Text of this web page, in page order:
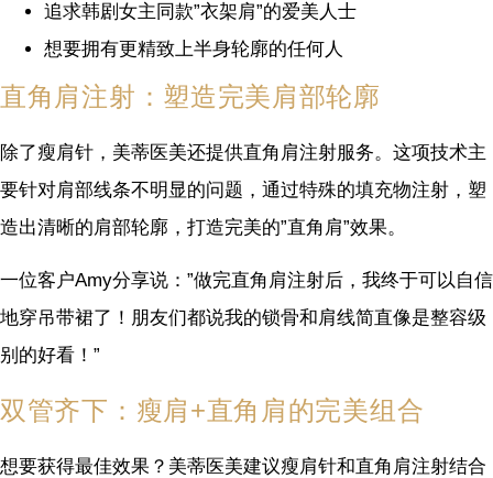
追求韩剧女主同款”衣架肩”的爱美人士
想要拥有更精致上半身轮廓的任何人
直角肩注射：塑造完美肩部轮廓
除了瘦肩针，美蒂医美还提供直角肩注射服务。这项技术主
要针对肩部线条不明显的问题，通过特殊的填充物注射，塑
造出清晰的肩部轮廓，打造完美的”直角肩”效果。
一位客户Amy分享说：”做完直角肩注射后，我终于可以自信
地穿吊带裙了！朋友们都说我的锁骨和肩线简直像是整容级
别的好看！”
双管齐下：瘦肩+直角肩的完美组合
想要获得最佳效果？美蒂医美建议瘦肩针和直角肩注射结合